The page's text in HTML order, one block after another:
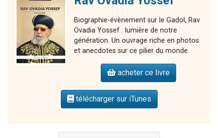
Biographie-évènement sur le Gadol, Rav
Ovadia Yossef : lumière de notre
génération. Un ouvrage riche en photos
et anecdotes sur ce pilier du monde.
acheter ce livre
télécharger sur iTunes